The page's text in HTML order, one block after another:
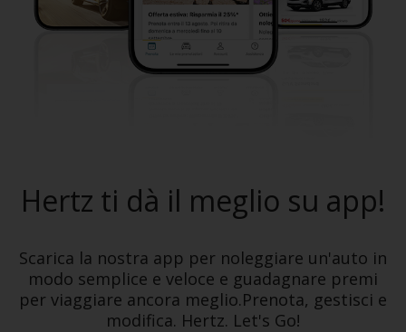
Hertz ti dà il meglio su app!
Scarica la nostra app per noleggiare un'auto in
modo semplice e veloce e guadagnare premi
per viaggiare ancora meglio.Prenota, gestisci e
modifica. Hertz. Let's Go!